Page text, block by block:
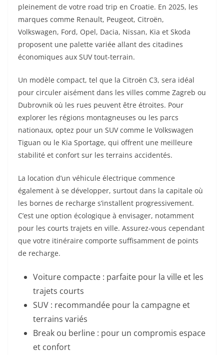
pleinement de votre road trip en Croatie. En 2025, les
marques comme Renault, Peugeot, Citroën,
Volkswagen, Ford, Opel, Dacia, Nissan, Kia et Skoda
proposent une palette variée allant des citadines
économiques aux SUV tout-terrain.
Un modèle compact, tel que la Citroën C3, sera idéal
pour circuler aisément dans les villes comme Zagreb ou
Dubrovnik où les rues peuvent être étroites. Pour
explorer les régions montagneuses ou les parcs
nationaux, optez pour un SUV comme le Volkswagen
Tiguan ou le Kia Sportage, qui offrent une meilleure
stabilité et confort sur les terrains accidentés.
La location d’un véhicule électrique commence
également à se développer, surtout dans la capitale où
les bornes de recharge s’installent progressivement.
C’est une option écologique à envisager, notamment
pour les courts trajets en ville. Assurez-vous cependant
que votre itinéraire comporte suffisamment de points
de recharge.
Voiture compacte : parfaite pour la ville et les
trajets courts
SUV : recommandée pour la campagne et
terrains variés
Break ou berline : pour un compromis espace
et confort